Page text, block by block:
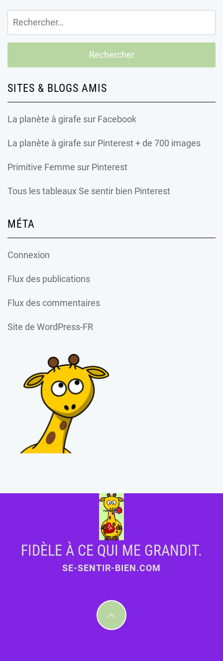
Rechercher :
SITES & BLOGS AMIS
La planète à girafe sur Facebook
La planète à girafe sur Pinterest + de 700 images
Primitive Femme sur Pinterest
Tous les tableaux Se sentir bien Pinterest
MÉTA
Connexion
Flux des publications
Flux des commentaires
Site de WordPress-FR
FIDÈLE À CE QUI ME GRANDIT.
SE-SENTIR-BIEN.COM